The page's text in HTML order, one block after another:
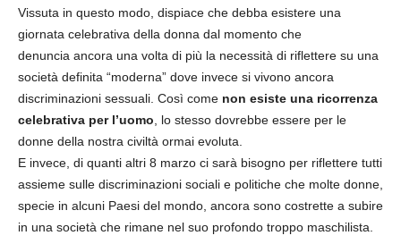
Vissuta in questo modo, dispiace che debba esistere una
giornata celebrativa della donna dal momento che
denuncia ancora una volta di più la necessità di riflettere su una
società definita “moderna” dove invece si vivono ancora
discriminazioni sessuali. Così come non esiste una ricorrenza
celebrativa per l’uomo , lo stesso dovrebbe essere per le
donne della nostra civiltà ormai evoluta.
E invece, di quanti altri 8 marzo ci sarà bisogno per riflettere tutti
assieme sulle discriminazioni sociali e politiche che molte donne,
specie in alcuni Paesi del mondo, ancora sono costrette a subire
in una società che rimane nel suo profondo troppo maschilista.